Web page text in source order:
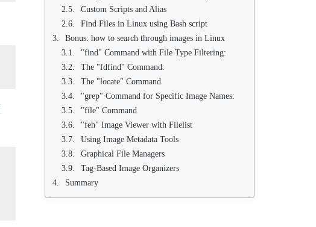
Custom Scripts and Alias
Find Files in Linux using Bash script
Bonus: how to search through images in Linux
"find" Command with File Type Filtering:
The "fdfind" Command:
The "locate" Command
"grep" Command for Specific Image Names:
"file" Command
"feh" Image Viewer with Filelist
Using Image Metadata Tools
Graphical File Managers
Tag-Based Image Organizers
Summary